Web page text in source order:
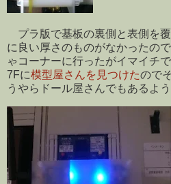
プラ版で基板の裏側と表側を
に良い厚さのものがなかったの
ゃコーナーに行ったがイマイチ
7Fに模型屋さんを見つけたので
うやらドール屋さんでもあるよう